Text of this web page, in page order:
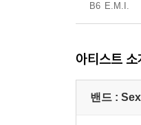
B6 E.M.I.
아티스트 소
밴드 :